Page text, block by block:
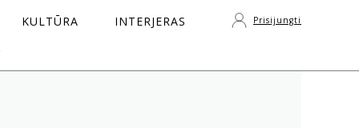
KULTŪRA
INTERJERAS
Prisijungti